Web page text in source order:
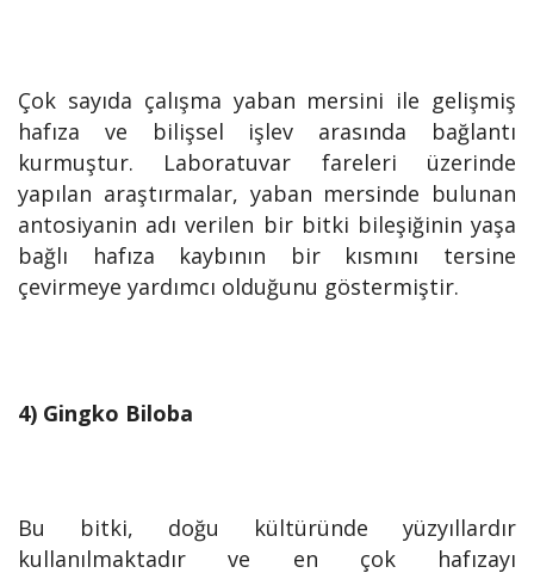
Çok sayıda çalışma yaban mersini ile gelişmiş
hafıza ve bilişsel işlev arasında bağlantı
kurmuştur. Laboratuvar fareleri üzerinde
yapılan araştırmalar, yaban mersinde bulunan
antosiyanin adı verilen bir bitki bileşiğinin yaşa
bağlı hafıza kaybının bir kısmını tersine
çevirmeye yardımcı olduğunu göstermiştir.
4) Gingko Biloba
Bu bitki, doğu kültüründe yüzyıllardır
kullanılmaktadır ve en çok hafızayı